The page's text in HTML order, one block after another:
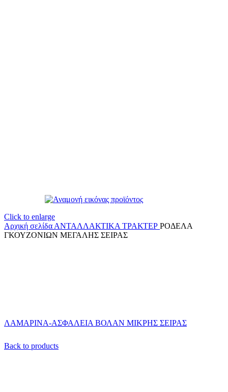
Click to enlarge
Αρχική σελίδα ΑΝΤΑΛΛΑΚΤΙΚΑ ΤΡΑΚΤΕΡ ΡΟΔΕΛΑ
ΓΚΟΥΖΟΝΙΩΝ ΜΕΓΑΛΗΣ ΣΕΙΡΑΣ
ΛΑΜΑΡΙΝΑ-ΑΣΦΑΛΕΙΑ ΒΟΛΑΝ ΜΙΚΡΗΣ ΣΕΙΡΑΣ
Back to products